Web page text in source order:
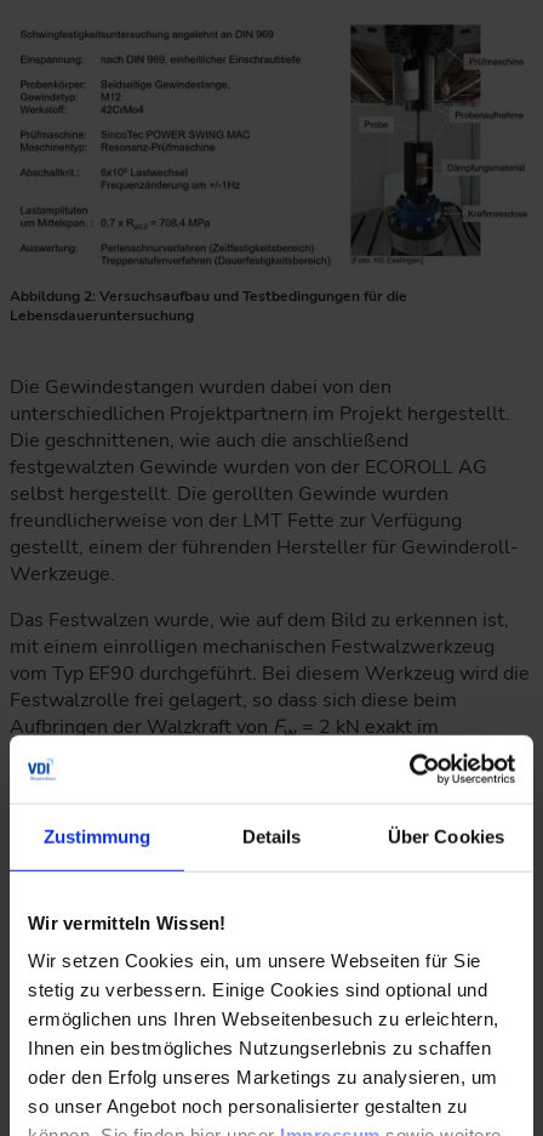
Zustimmung Details Über Cookies
Wir vermitteln Wissen!
Wir setzen Cookies ein, um unsere Webseiten für Sie
stetig zu verbessern. Einige Cookies sind optional und
ermöglichen uns Ihren Webseitenbesuch zu erleichtern,
Ihnen ein bestmögliches Nutzungserlebnis zu schaffen
oder den Erfolg unseres Marketings zu analysieren, um
so unser Angebot noch personalisierter gestalten zu
Abbildung 2: Versuchsaufbau und Testbedingungen für die
Lebensdaueruntersuchung
Abbildung 2: Werkzeug zum Festwalzen von Gewinden
Die Gewindestangen wurden dabei von den
unterschiedlichen Projektpartnern im Projekt hergestellt.
Die geschnittenen, wie auch die anschließend
festgewalzten Gewinde wurden von der ECOROLL AG
selbst hergestellt. Die gerollten Gewinde wurden
freundlicherweise von der LMT Fette zur Verfügung
gestellt, einem der führenden Hersteller für Gewinderoll-
Werkzeuge.
Das Festwalzen wurde, wie auf dem Bild zu erkennen ist,
mit einem einrolligen mechanischen Festwalzwerkzeug
vom Typ EF90 durchgeführt. Bei diesem Werkzeug wird die
Festwalzrolle frei gelagert, so dass sich diese beim
Aufbringen der Walzkraft von Fw = 2 kN exakt im
Gewindegrund selbst findet. Dies erleichtert das Einrichten
an der Maschine und sorgt für einen reproduzierbaren
Festwalzprozess über eine Vielzahl von Gewinden hinweg.